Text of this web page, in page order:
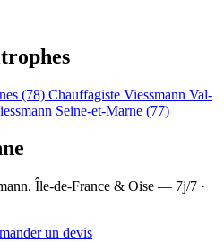
(78) Chauffagiste Viessmann Val-
Seine-et-Marne (77)
Île-de-France & Oise — 7j/7 ·
un devis